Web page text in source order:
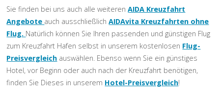
Sie finden bei uns auch alle weiterenAIDA Kreuzfahrt
Angebote auch ausschließlichAIDAvita Kreuzfahrten ohne
Flug. Natürlich können Sie Ihren passenden und günstigen Flug
zum Kreuzfahrt Hafen selbst in unserem kostenlosen Flug-
Preisvergleich auswählen. Ebenso wenn Sie ein günstiges
Hotel, vor Beginn oder auch nach der Kreuzfahrt benötigen,
finden Sie Dieses in unserem Hotel-Preisvergleich!